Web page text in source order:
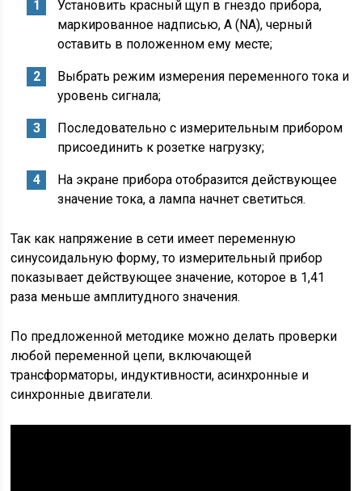
Установить красный щуп в гнездо прибора,
маркированное надписью, А (NA), черный
оставить в положенном ему месте;
Выбрать режим измерения переменного тока и
уровень сигнала;
Последовательно с измерительным прибором
присоединить к розетке нагрузку;
На экране прибора отобразится действующее
значение тока, а лампа начнет светиться.
Так как напряжение в сети имеет переменную
синусоидальную форму, то измерительный прибор
показывает действующее значение, которое в 1,41
раза меньше амплитудного значения.
По предложенной методике можно делать проверки
любой переменной цепи, включающей
трансформаторы, индуктивности, асинхронные и
синхронные двигатели.